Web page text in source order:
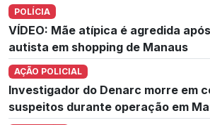
POLÍCIA
VÍDEO: Mãe atípica é agredida
autista em shopping de Manaus
AÇÃO POLICIAL
Investigador do Denarc morre em
suspeitos durante operação em